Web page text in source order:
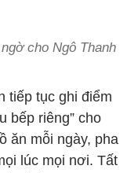
cho Ngô Thanh
tiếp tục ghi điểm
bếp riêng” cho
ăn mỗi ngày, pha
lúc mọi nơi. Tất